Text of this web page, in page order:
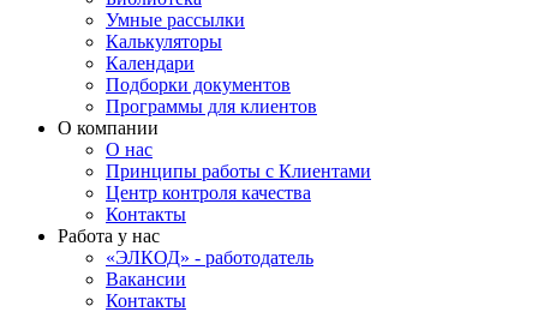
Умные рассылки
Калькуляторы
Календари
Подборки документов
Программы для клиентов
О компании
О нас
Принципы работы с Клиентами
Центр контроля качества
Контакты
Работа у нас
«ЭЛКОД» - работодатель
Вакансии
Контакты